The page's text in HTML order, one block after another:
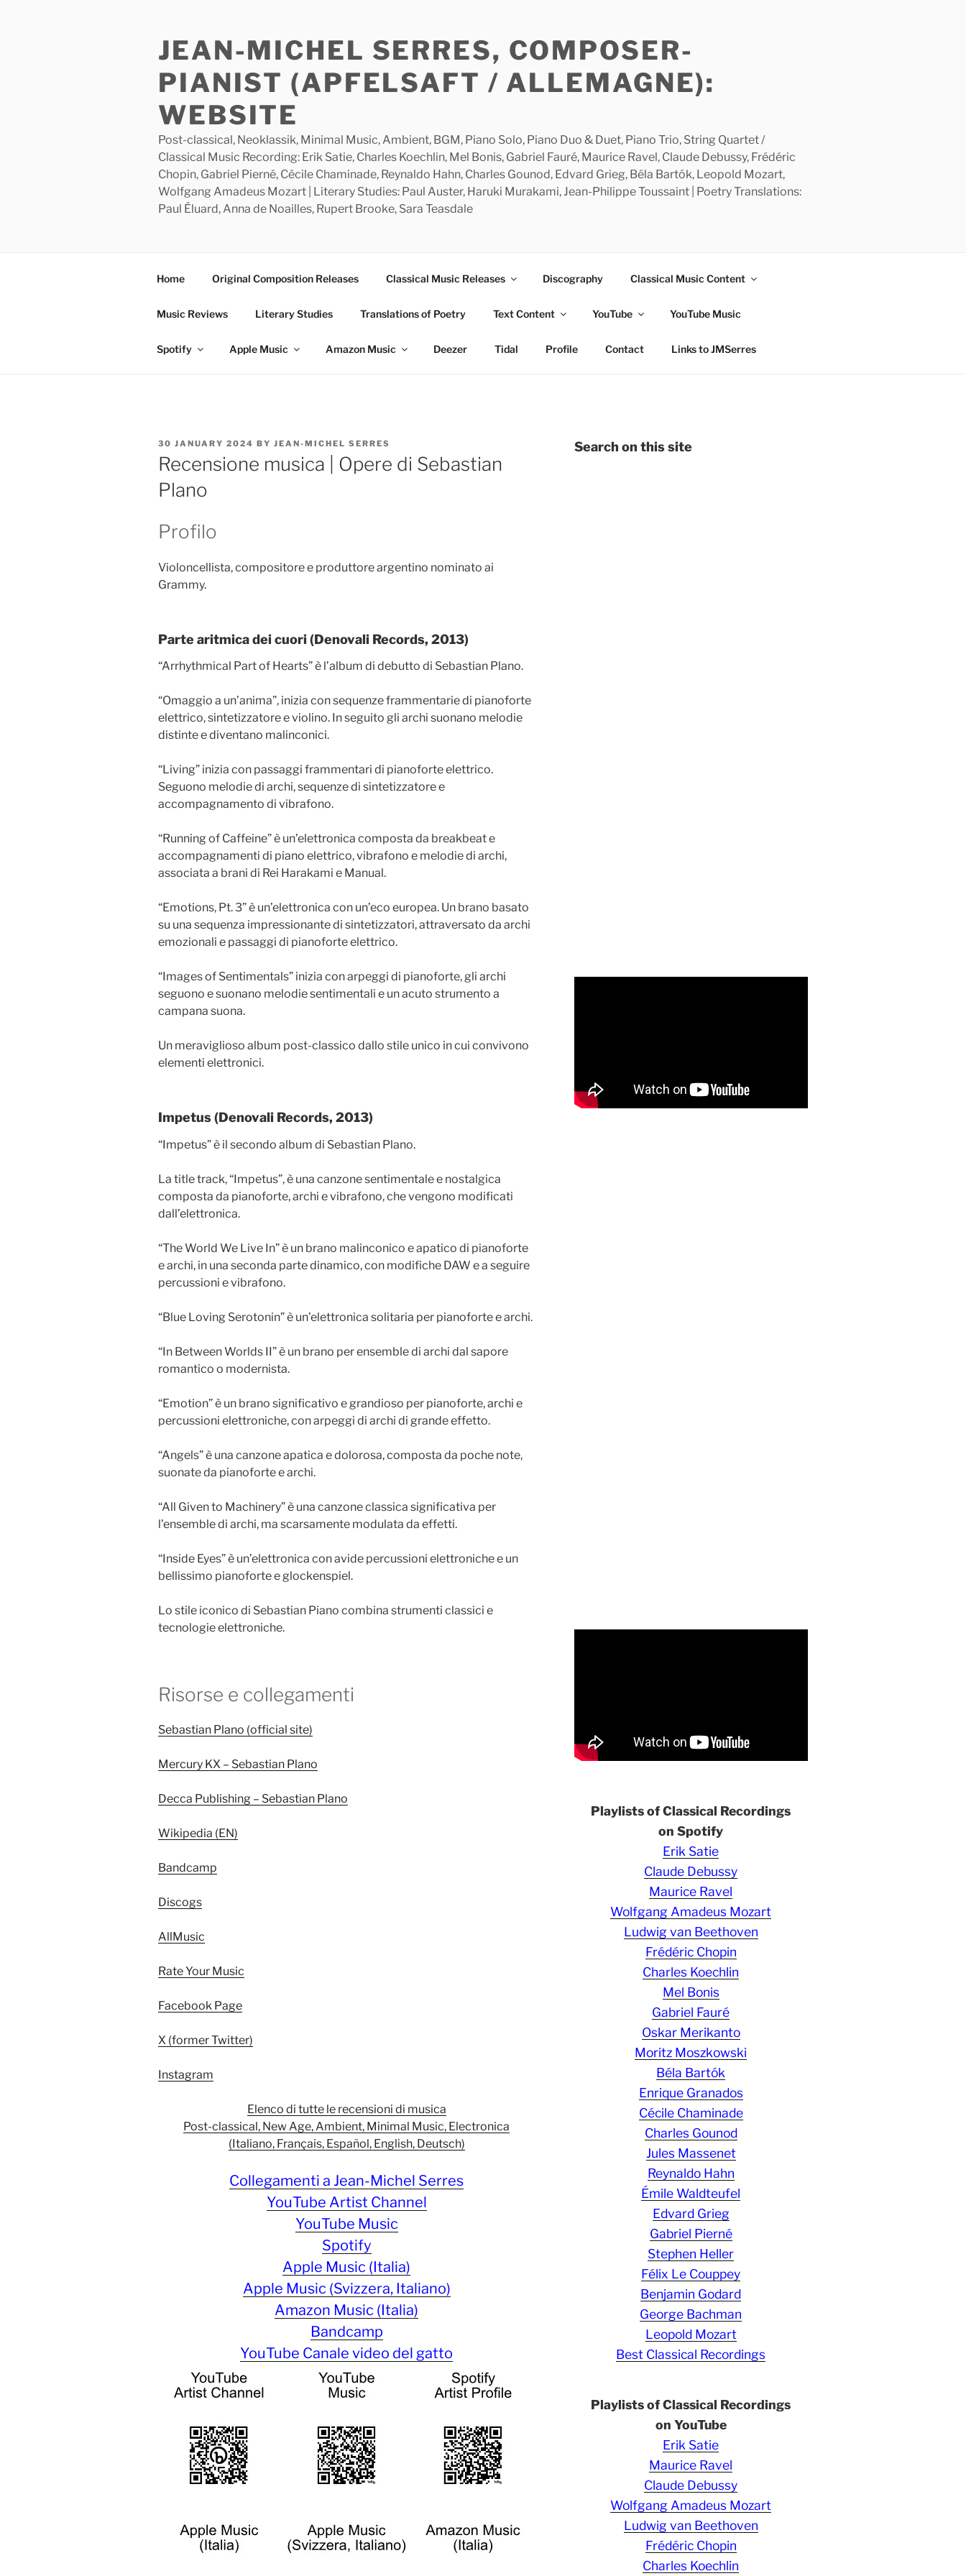
JEAN-MICHEL SERRES, COMPOSER-
PIANIST (APFELSAFT / ALLEMAGNE):
WEBSITE
Post-classical, Neoklassik, Minimal Music, Ambient, BGM, Piano Solo, Piano Duo & Duet, Piano Trio, String Quartet /
Classical Music Recording: Erik Satie, Charles Koechlin, Mel Bonis, Gabriel Fauré, Maurice Ravel, Claude Debussy, Frédéric
Chopin, Gabriel Pierné, Cécile Chaminade, Reynaldo Hahn, Charles Gounod, Edvard Grieg, Béla Bartók, Leopold Mozart,
Wolfgang Amadeus Mozart | Literary Studies: Paul Auster, Haruki Murakami, Jean-Philippe Toussaint | Poetry Translations:
Paul Éluard, Anna de Noailles, Rupert Brooke, Sara Teasdale
Home Original Composition Releases Classical Music Releases Discography Classical Music Content
Music Reviews Literary Studies Translations of Poetry Text Content YouTube YouTube Music
Spotify Apple Music Amazon Music Deezer Tidal Profile Contact Links to JMSerres
POSTED
ON
30 JANUARY 2024 BY JEAN-MICHEL SERRES
Recensione musica | Opere di Sebastian
Plano
Profilo
Violoncellista, compositore e produttore argentino nominato ai
Grammy.
Parte aritmica dei cuori (Denovali Records, 2013)
“Arrhythmical Part of Hearts” è l’album di debutto di Sebastian Plano.
“Omaggio a un’anima”, inizia con sequenze frammentarie di pianoforte
elettrico, sintetizzatore e violino. In seguito gli archi suonano melodie
distinte e diventano malinconici.
“Living” inizia con passaggi frammentari di pianoforte elettrico.
Seguono melodie di archi, sequenze di sintetizzatore e
accompagnamento di vibrafono.
“Running of Caffeine” è un’elettronica composta da breakbeat e
accompagnamenti di piano elettrico, vibrafono e melodie di archi,
associata a brani di Rei Harakami e Manual.
“Emotions, Pt. 3” è un’elettronica con un’eco europea. Un brano basato
su una sequenza impressionante di sintetizzatori, attraversato da archi
emozionali e passaggi di pianoforte elettrico.
“Images of Sentimentals” inizia con arpeggi di pianoforte, gli archi
seguono e suonano melodie sentimentali e un acuto strumento a
campana suona.
Un meraviglioso album post-classico dallo stile unico in cui convivono
elementi elettronici.
Impetus (Denovali Records, 2013)
“Impetus” è il secondo album di Sebastian Plano.
La title track, “Impetus”, è una canzone sentimentale e nostalgica
composta da pianoforte, archi e vibrafono, che vengono modificati
dall’elettronica.
“The World We Live In” è un brano malinconico e apatico di pianoforte
e archi, in una seconda parte dinamico, con modifiche DAW e a seguire
percussioni e vibrafono.
“Blue Loving Serotonin” è un’elettronica solitaria per pianoforte e archi.
“In Between Worlds II” è un brano per ensemble di archi dal sapore
romantico o modernista.
“Emotion” è un brano significativo e grandioso per pianoforte, archi e
percussioni elettroniche, con arpeggi di archi di grande effetto.
“Angels” è una canzone apatica e dolorosa, composta da poche note,
suonate da pianoforte e archi.
“All Given to Machinery” è una canzone classica significativa per
l’ensemble di archi, ma scarsamente modulata da effetti.
“Inside Eyes” è un’elettronica con avide percussioni elettroniche e un
bellissimo pianoforte e glockenspiel.
Lo stile iconico di Sebastian Piano combina strumenti classici e
tecnologie elettroniche.
Risorse e collegamenti
Sebastian Plano (official site)
Mercury KX – Sebastian Plano
Decca Publishing – Sebastian Plano
Wikipedia (EN)
Bandcamp
Discogs
AllMusic
Rate Your Music
Facebook Page
X (former Twitter)
Instagram
Elenco di tutte le recensioni di musica
Post-classical, New Age, Ambient, Minimal Music, Electronica
(Italiano, Français, Español, English, Deutsch)
Collegamenti a Jean-Michel Serres
YouTube Artist Channel
YouTube Music
Spotify
Apple Music (Italia)
Apple Music (Svizzera, Italiano)
Amazon Music (Italia)
Bandcamp
YouTube Canale video del gatto
Search on this site
Playlists of Classical Recordings
on Spotify
Erik Satie
Claude Debussy
Maurice Ravel
Wolfgang Amadeus Mozart
Ludwig van Beethoven
Frédéric Chopin
Charles Koechlin
Mel Bonis
Gabriel Fauré
Oskar Merikanto
Moritz Moszkowski
Béla Bartók
Enrique Granados
Cécile Chaminade
Charles Gounod
Jules Massenet
Reynaldo Hahn
Émile Waldteufel
Edvard Grieg
Gabriel Pierné
Stephen Heller
Félix Le Couppey
Benjamin Godard
George Bachman
Leopold Mozart
Best Classical Recordings
Playlists of Classical Recordings
on YouTube
Erik Satie
Maurice Ravel
Claude Debussy
Wolfgang Amadeus Mozart
Ludwig van Beethoven
Frédéric Chopin
Charles Koechlin